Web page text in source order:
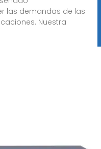
las demandas de las
Nuestra